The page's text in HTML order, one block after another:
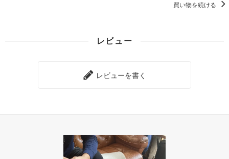
買い物を続ける
レビュー
レビューを書く